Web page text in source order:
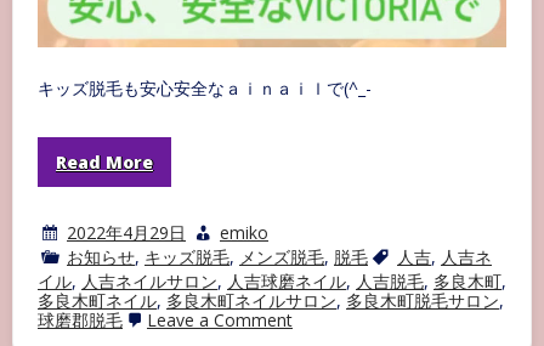
キッズ脱毛も安心安全なａｉｎａｉｌで(^_-
Read More
2022年4月29日
emiko
お知らせ, キッズ脱毛, メンズ脱毛, 脱毛 人吉, 人吉ネ
イル, 人吉ネイルサロン, 人吉球磨ネイル, 人吉脱毛, 多良木町,
多良木町ネイル, 多良木町ネイルサロン, 多良木町脱毛サロン,
球磨郡脱毛
Leave a Commenton